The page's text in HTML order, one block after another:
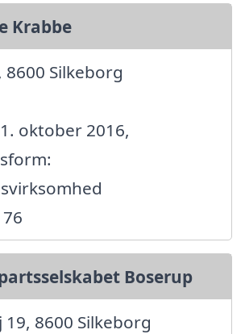
Krabbe
8600 Silkeborg
oktober 2016,
Boserup
19, 8600 Silkeborg